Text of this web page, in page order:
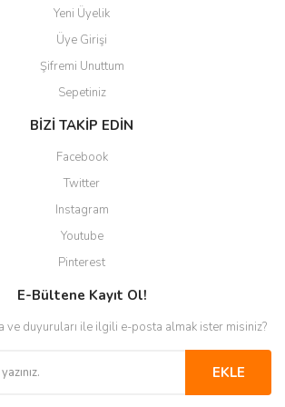
Yeni Üyelik
Üye Girişi
Şifremi Unuttum
Sepetiniz
BİZİ TAKİP EDİN
Facebook
Twitter
Instagram
Youtube
Pinterest
E-Bültene Kayıt Ol!
ve duyuruları ile ilgili e-posta almak ister misiniz?
EKLE